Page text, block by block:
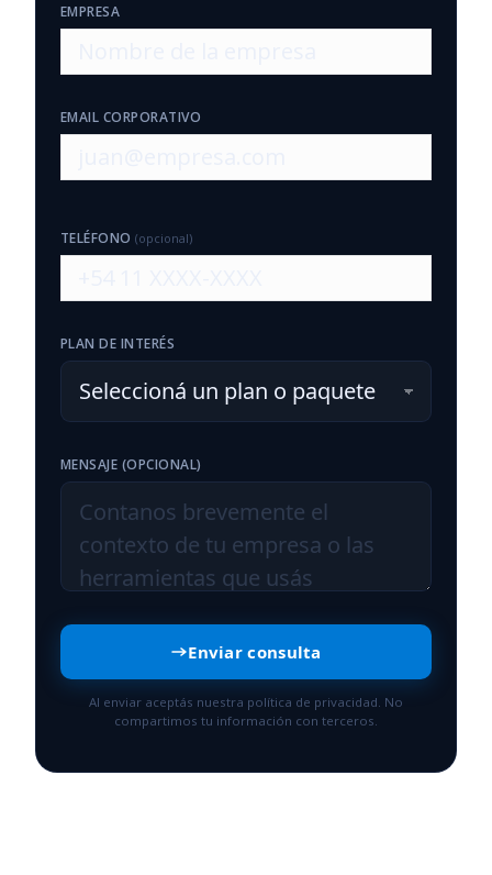
EMPRESA
EMAIL CORPORATIVO
TELÉFONO(opcional)
PLAN DE INTERÉS
MENSAJE (OPCIONAL)
Enviar consulta
Al enviar aceptás nuestra política de privacidad. No
compartimos tu información con terceros.